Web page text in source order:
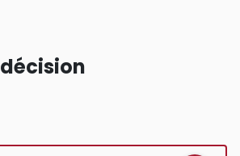
décision